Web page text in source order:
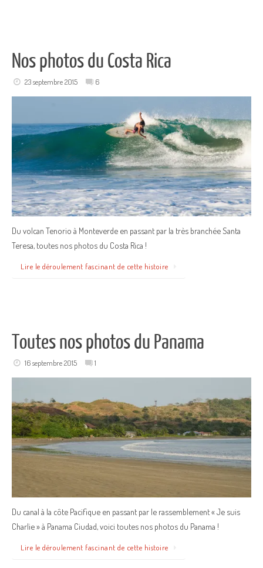
Nos photos du Costa Rica
23 septembre 2015 6
Du volcan Tenorio à Monteverde en passant par la très branchée Santa
Teresa, toutes nos photos du Costa Rica !
Lire le déroulement fascinant de cette histoire
Toutes nos photos du Panama
16 septembre 2015 1
Du canal à la côte Pacifique en passant par le rassemblement « Je suis
Charlie » à Panama Ciudad, voici toutes nos photos du Panama !
Lire le déroulement fascinant de cette histoire